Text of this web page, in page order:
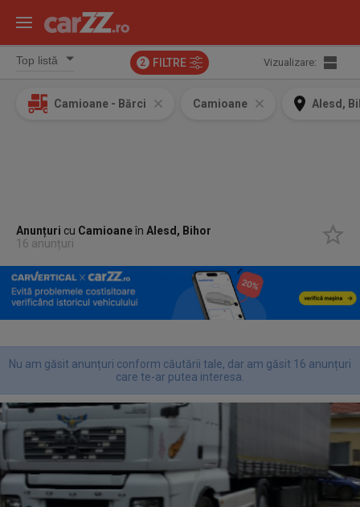
2 FILTRE Vizualizare:
Camioane - Bărci Camioane Alesd,
Anunțuri cu CamioaneînAlesd, Bihor
16 anunțuri
Nu am găsit anunțuri conform căutării tale, dar am găsit 16 anunțuri
care te-ar putea interesa.